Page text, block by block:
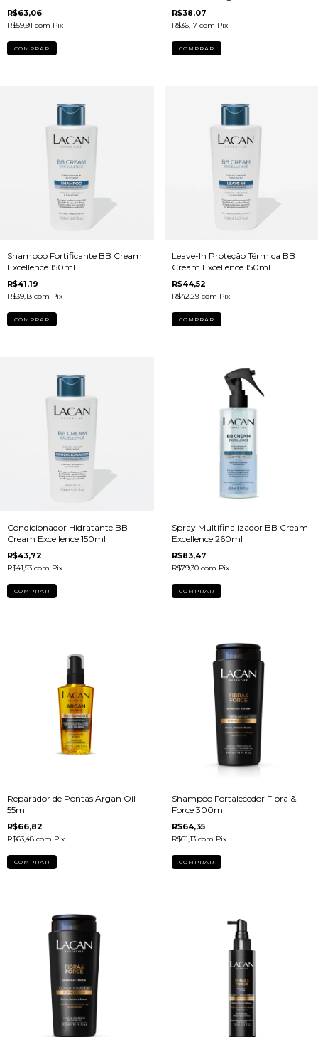
R$63,06
R$59,91 com Pix
R$38,07
R$36,17 com Pix
Shampoo Fortificante BB Cream
Excellence 150ml
R$41,19
R$39,13 com Pix
Leave-In Proteção Térmica BB
Cream Excellence 150ml
R$44,52
R$42,29 com Pix
Condicionador Hidratante BB
Cream Excellence 150ml
R$43,72
R$41,53 com Pix
Spray Multifinalizador BB Cream
Excellence 260ml
R$83,47
R$79,30 com Pix
Reparador de Pontas Argan Oil
55ml
R$66,82
R$63,48 com Pix
Shampoo Fortalecedor Fibra &
Force 300ml
R$64,35
R$61,13 com Pix